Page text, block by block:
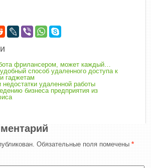
фрилансером, может каждый…
способ удаленного доступа к
гаджетам
недостатки удаленной работы
бизнеса предприятия из
Обязательные поля помечены *